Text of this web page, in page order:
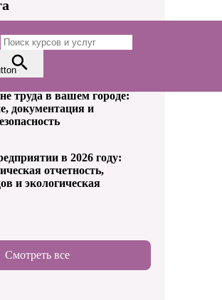
охрану труда
пошаговые ответы на
труда в вашем городе:
документация и
в 2026 году:
отчетность,
и экологическая
Смотреть все